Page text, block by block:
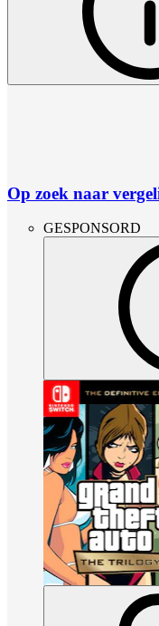
Op zoek naar
GESPONSORD